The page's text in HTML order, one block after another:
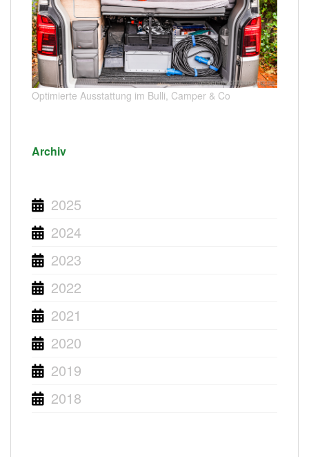
Optimierte Ausstattung im Bulli, Camper & Co
Archiv
2025
2024
2023
2022
2021
2020
2019
2018